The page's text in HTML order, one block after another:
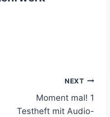
NEXT
Moment mal! 1
Testheft mit Audio-